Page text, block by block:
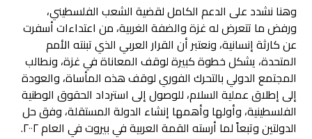
وهنا نشدد على الدعم الكامل لقضية الشعب الفلسطيني،
ورفض ما تتعرض له غزة والضفة الغربية، من اعتداءات أسفرت
عن كارثة إنسانية، ونعتبر أن القرار العربي الذي تبنته الأمم
المتحدة، يشكل خطوة كبيرة لوقف المعاناة في غزة، ونطالب
المجتمع الدولي بالتحرك الفوري لوقف هذه المأساة، والعودة
إلى إطلاق عملية السلام، للوصول إلى استرداد الحقوق الوطنية
الفلسطينية، وأولها وأهمها إنشاء الدولة المستقلة، وفق حل
الدولتين وتبعاً لما أرسته القمة العربية في بيروت في العام ٢٠٠٢.